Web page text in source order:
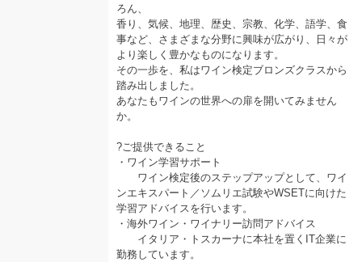
ろん、
香り、気候、地理、歴史、宗教、化学、語学、食
事など、さまざまな分野に興味が広がり、日々が
より楽しく豊かなものになります。
その一歩を、私はワイン検定ブロンズクラスから
踏み出しました。
あなたもワインの世界への扉を開いてみません
か。
?ご提供できること
・ワイン学習サポート
ワイン検定後のステップアップとして、ワイ
ンエキスパート／ソムリエ試験やWSETに向けた
学習アドバイスを行います。
・海外ワイン・ワイナリー訪問アドバイス
イタリア・トスカーナに本社を置くIT企業に
勤務しています。